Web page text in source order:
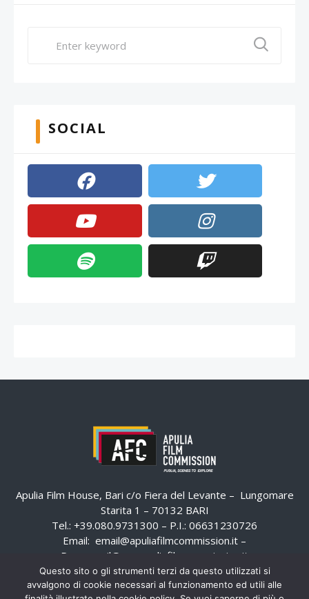
SOCIAL
Apulia Film House, Bari c/o Fiera del Levante – Lungomare
Starita 1 – 70132 BARI
Tel.: +39.080.9731300 – P.I.: 06631230726
Email: email@apuliafilmcommission.it –
Pec:
email@pec.apuliafilmcommission.it
Questo sito o gli strumenti terzi da questo utilizzati si
avvalgono di cookie necessari al funzionamento ed utili alle